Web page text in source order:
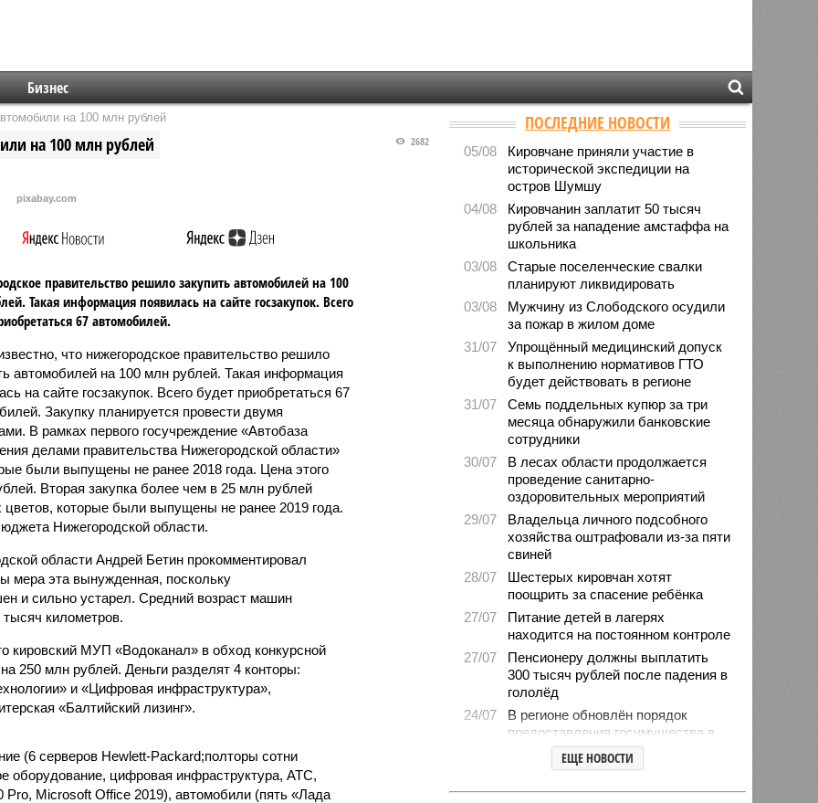
Бизнес
на 100 млн рублей
на 100 млн рублей 2682
pixabay.com
правительство решило закупить автомобилей на 100
Такая информация появилась на сайте госзакупок. Всего
67 автомобилей.
что нижегородское правительство решило
автомобилей на 100 млн рублей. Такая информация
на сайте госзакупок. Всего будет приобретаться 67
Закупку планируется провести двумя
В рамках первого госучреждение «Автобаза
делами правительства Нижегородской области»
были выпущены не ранее 2018 года. Цена этого
Вторая закупка более чем в 25 млн рублей
которые были выпущены не ранее 2019 года.
Нижегородской области.
области Андрей Бетин прокомментировал
мера эта вынужденная, поскольку
и сильно устарел. Средний возраст машин
тысяч километров.
кировский МУП «Водоканал» в обход конкурсной
250 млн рублей. Деньги разделят 4 конторы:
и «Цифровая инфраструктура»,
«Балтийский лизинг».
(6 серверов Hewlett-Packard;полторы сотни
оборудование, цифровая инфраструктура, АТС,
Pro, Microsoft Office 2019), автомобили (пять «Лада
ПОСЛЕДНИЕ НОВОСТИ
05/08
Кировчане приняли участие в
исторической экспедиции на
остров Шумшу
04/08
Кировчанин заплатит 50 тысяч
рублей за нападение амстаффа на
школьника
03/08
Старые поселенческие свалки
планируют ликвидировать
03/08
Мужчину из Слободского осудили
за пожар в жилом доме
31/07
Упрощённый медицинский допуск
к выполнению нормативов ГТО
будет действовать в регионе
31/07
Семь поддельных купюр за три
месяца обнаружили банковские
сотрудники
30/07
В лесах области продолжается
проведение санитарно-
оздоровительных мероприятий
29/07
Владельца личного подсобного
хозяйства оштрафовали из-за пяти
свиней
28/07
Шестерых кировчан хотят
поощрить за спасение ребёнка
27/07
Питание детей в лагерях
находится на постоянном контроле
27/07
Пенсионеру должны выплатить
300 тысяч рублей после падения в
гололёд
24/07
В регионе обновлён порядок
предоставления госимущества в
аренду
Гострудинспекция выявила
нарушения после несчастного
ЕЩЕ НОВОСТИ